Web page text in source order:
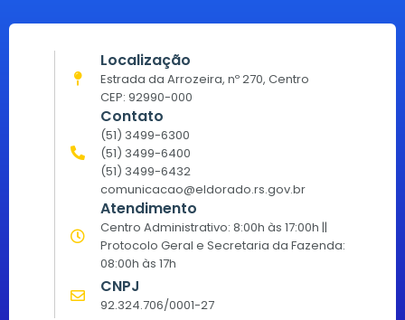
Localização
Estrada da Arrozeira, nº 270, Centro
CEP: 92990-000
Contato
(51) 3499-6300
(51) 3499-6400
(51) 3499-6432
comunicacao@eldorado.rs.gov.br
Atendimento
Centro Administrativo: 8:00h às 17:00h ||
Protocolo Geral e Secretaria da Fazenda:
08:00h às 17h
CNPJ
92.324.706/0001-27